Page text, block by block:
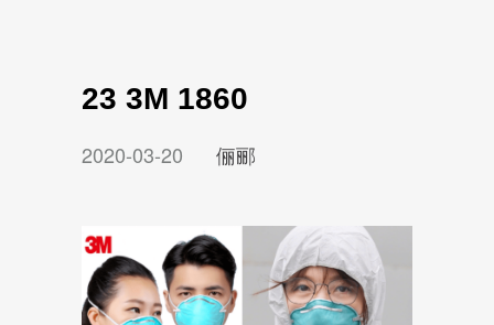
23 3M 1860
2020-03-20 俪郦